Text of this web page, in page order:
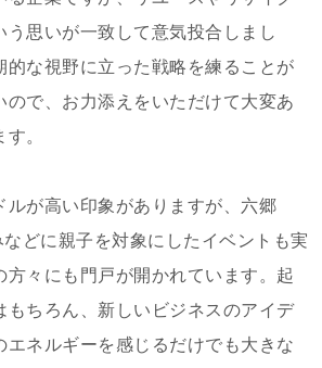
う思いが一致して意気投合しまし
的な視野に立った戦略を練ることが
ので、お力添えをいただけて大変あ
。
ルが高い印象がありますが、六郷
どに親子を対象にしたイベントも実
方々にも門戸が開かれています。起
もちろん、新しいビジネスのアイデ
エネルギーを感じるだけでも大きな